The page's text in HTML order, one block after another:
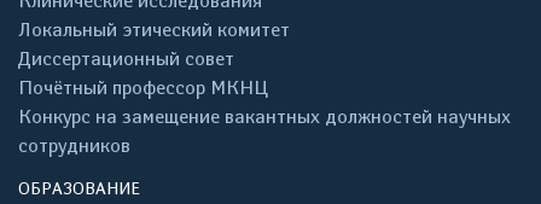
Локальный этический комитет
Диссертационный совет
Почётный профессор МКНЦ
Конкурс на замещение вакантных должностей научных
сотрудников
ОБРАЗОВАНИЕ